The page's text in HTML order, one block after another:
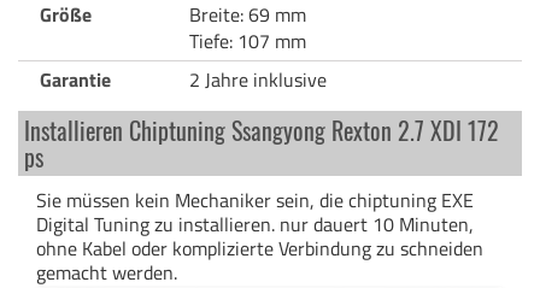
Größe
Breite: 69 mm
Tiefe: 107 mm
Garantie
2 Jahre inklusive
Installieren Chiptuning Ssangyong Rexton 2.7 XDI 172
ps
Sie müssen kein Mechaniker sein, die chiptuning EXE
Digital Tuning zu installieren. nur dauert 10 Minuten,
ohne Kabel oder komplizierte Verbindung zu schneiden
gemacht werden.